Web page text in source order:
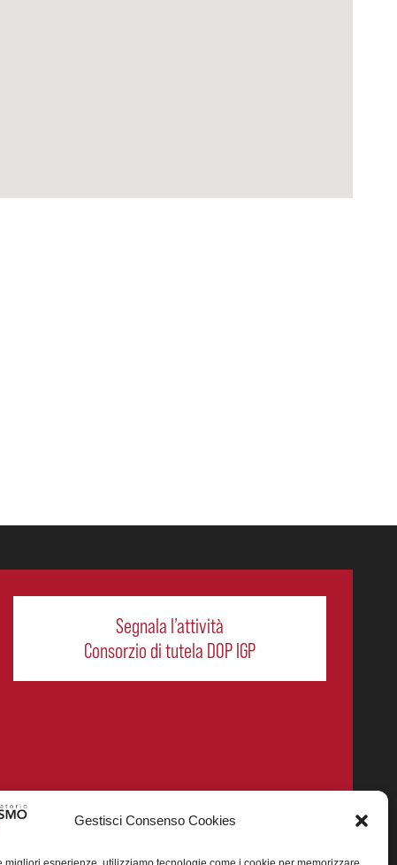
Gestisci Consenso Cookies
Segnala l’attività
Consorzio di tutela DOP IGP